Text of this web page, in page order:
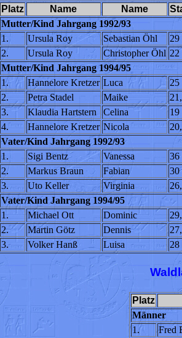
Platz Name Name
Mutter/Kind Jahrgang 1992/93
1.
Ursula Roy Sebastian Öhl
29
2.
Ursula Roy Christopher Öhl 22
Mutter/Kind Jahrgang 1994/95
1.
Hannelore Kretzer Luca
25
2.
Petra Stadel Maike
3.
Klaudia Hartstern Celina
19
4.
Hannelore Kretzer Nicola
Vater/Kind Jahrgang 1992/93
1.
Sigi Bentz Vanessa
36
2.
Markus Braun Fabian
30
3.
Uto Keller Virginia
Vater/Kind Jahrgang 1994/95
1.
Michael Ott Dominic
2.
Martin Götz Dennis
3.
Volker Hanß Luisa 28
Platz
Männer
1.
Fred